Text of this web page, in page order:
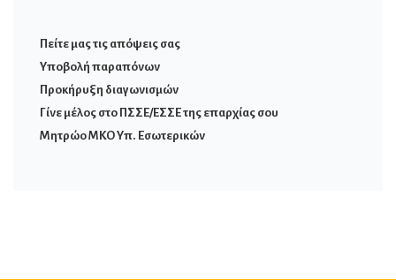
Πείτε μας τις απόψεις σας
Υποβολή παραπόνων
Προκήρυξη διαγωνισμών
Γίνε μέλος στο ΠΣΣΕ/ΕΣΣΕ της επαρχίας σου
Μητρώο ΜΚΟ Υπ. Εσωτερικών